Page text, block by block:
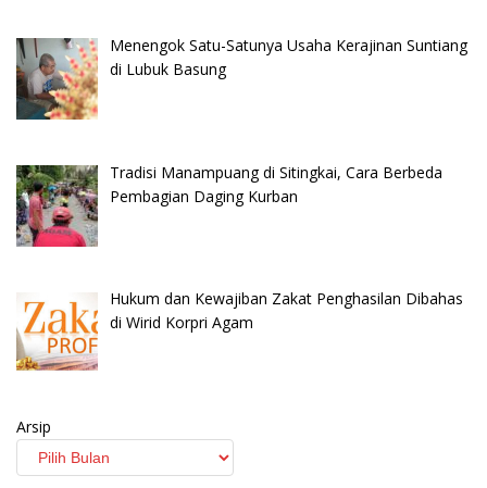
Menengok Satu-Satunya Usaha Kerajinan Suntiang
di Lubuk Basung
Tradisi Manampuang di Sitingkai, Cara Berbeda
Pembagian Daging Kurban
Hukum dan Kewajiban Zakat Penghasilan Dibahas
di Wirid Korpri Agam
Arsip